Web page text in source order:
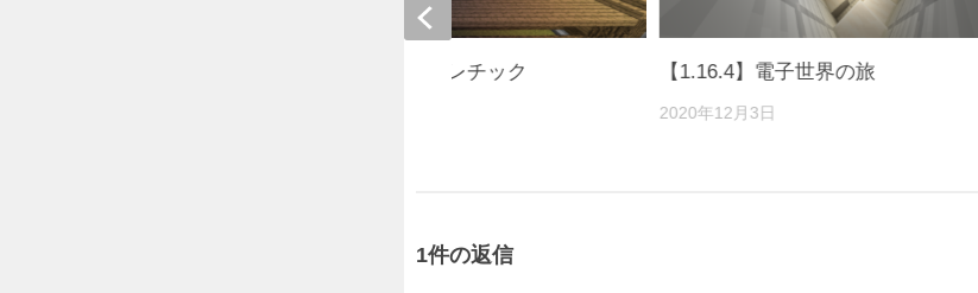
【1.16.4】電子世界の旅
2020年12月3日
適当に詰め込んだアスレチック
1件の返信